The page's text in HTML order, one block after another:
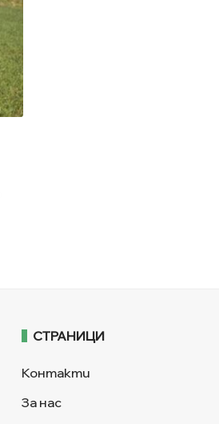
СТРАНИЦИ
Контакти
За нас